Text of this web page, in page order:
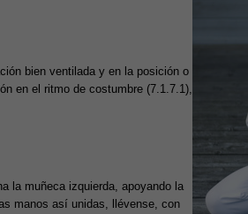
bien ventilada y en la posición o
en el ritmo de costumbre (7.1.7.1),
la muñeca izquierda, apoyando la
manos así unidas, llévense, con